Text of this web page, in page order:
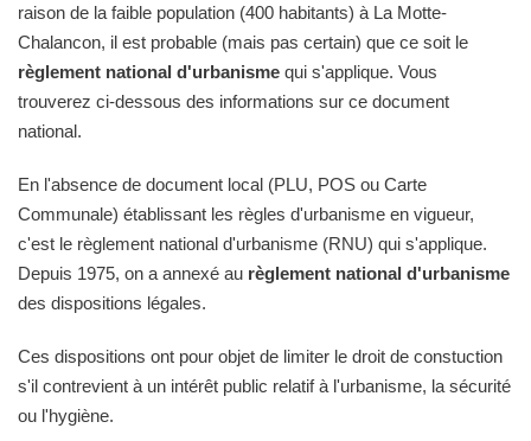
raison de la faible population (400 habitants) à La Motte-
Chalancon, il est probable (mais pas certain) que ce soit le
règlement national d'urbanisme qui s'applique. Vous
trouverez ci-dessous des informations sur ce document
national.
En l'absence de document local (PLU, POS ou Carte
Communale) établissant les règles d'urbanisme en vigueur,
c'est le règlement national d'urbanisme (RNU) qui s'applique.
Depuis 1975, on a annexé au règlement national d'urbanisme
des dispositions légales.
Ces dispositions ont pour objet de limiter le droit de constuction
s'il contrevient à un intérêt public relatif à l'urbanisme, la sécurité
ou l'hygiène.